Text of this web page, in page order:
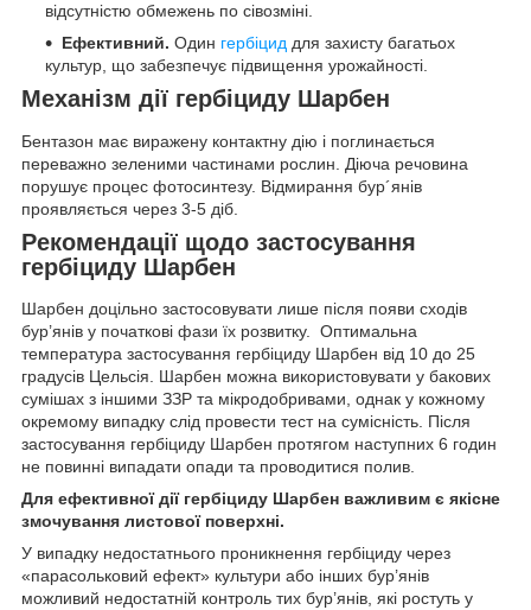
відсутністю обмежень по сівозміні.
Ефективний. Один гербіцид для захисту багатьох
культур, що забезпечує підвищення урожайності.
Механізм дії гербіциду Шарбен
Бентазон має виражену контактну дію і поглинається
переважно зеленими частинами рослин. Діюча речовина
порушує процес фотосинтезу. Відмирання бур´янів
проявляється через 3-5 діб.
Рекомендації щодо застосування
гербіциду Шарбен
Шарбен доцільно застосовувати лише після появи сходів
бур’янів у початкові фази їх розвитку. Оптимальна
температура застосування гербіциду Шарбен від 10 до 25
градусів Цельсія. Шарбен можна використовувати у бакових
сумішах з іншими ЗЗР та мікродобривами, однак у кожному
окремому випадку слід провести тест на сумісність. Після
застосування гербіциду Шарбен протягом наступних 6 годин
не повинні випадати опади та проводитися полив.
Для ефективної дії гербіциду Шарбен важливим є якісне
змочування листової поверхні.
У випадку недостатнього проникнення гербіциду через
«парасольковий ефект» культури або інших бур’янів
можливий недостатній контроль тих бур’янів, які ростуть у